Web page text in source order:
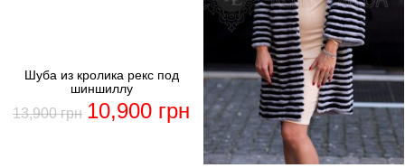
Шуба из кролика рекс под
шиншиллу
13,900грн 10,900 грн